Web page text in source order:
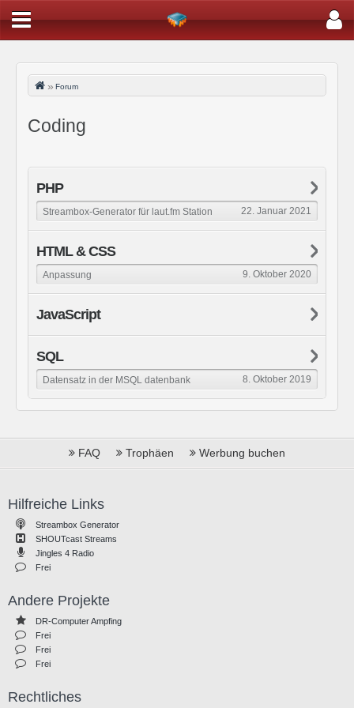
Forum
Coding
PHP
Streambox-Generator für laut.fm Station 22. Januar 2021
HTML & CSS
Anpassung 9. Oktober 2020
JavaScript
SQL
Datensatz in der MSQL datenbank 8. Oktober 2019
FAQ Trophäen Werbung buchen
Hilfreiche Links
Streambox Generator
SHOUTcast Streams
Jingles 4 Radio
Frei
Andere Projekte
DR-Computer Ampfing
Frei
Frei
Frei
Rechtliches